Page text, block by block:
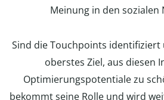
Meinung in den sozialen
Sind die Touchpoints identifiziert
oberstes Ziel, aus diesen
Optimierungspotentiale zu
bekommt seine Rolle und wird